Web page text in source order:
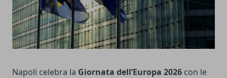
Napoli celebra la Giornata dell’Europa 2026 con le